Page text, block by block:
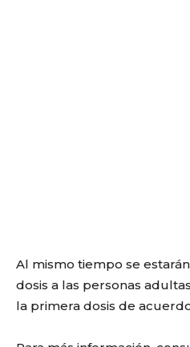
Al mismo tiempo se
dosis a las personas
la primera dosis de